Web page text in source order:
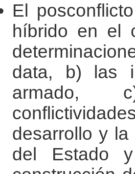
El
híbrido en el
data, b) las
armado,
desarrollo y la
del Estado